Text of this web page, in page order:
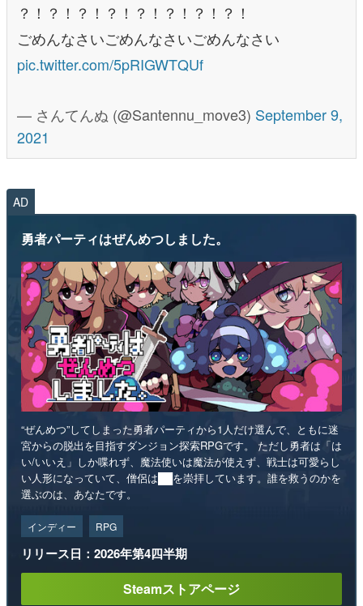
？！？！？！？！？！？！？！？！
ごめんなさいごめんなさいごめんなさい
pic.twitter.com/5pRIGWTQUf
— さんてんぬ (@Santennu_move3) September 9,
2021
AD
勇者パーティはぜんめつしました。
“ぜんめつ”してしまった勇者パーティから1人だけ選んで、ともに迷
宮からの脱出を目指すダンジョン探索RPGです。 ただし勇者は「は
い/いいえ」しか喋れず、魔法使いは魔法が使えず、戦士は可愛らし
い人形になっていて、僧侶は██を崇拝しています。誰を救うのかを
選ぶのは、あなたです。
インディー RPG
リリース日：2026年第4四半期
Steamストアページ